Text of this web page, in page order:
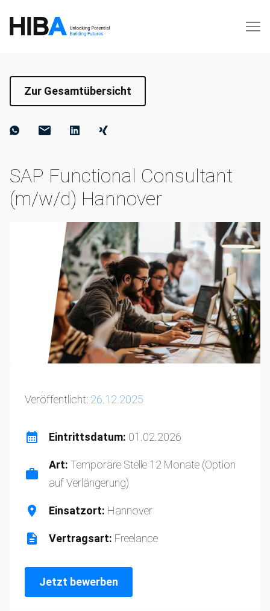
Zur Gesamtübersicht
SAP Functional Consultant
(m/w/d) Hannover
Veröffentlicht: 26.12.2025
Eintrittsdatum: 01.02.2026
Art: Temporäre Stelle 12 Monate (Option
auf Verlängerung)
Einsatzort: Hannover
Vertragsart: Freelance
Jetzt bewerben